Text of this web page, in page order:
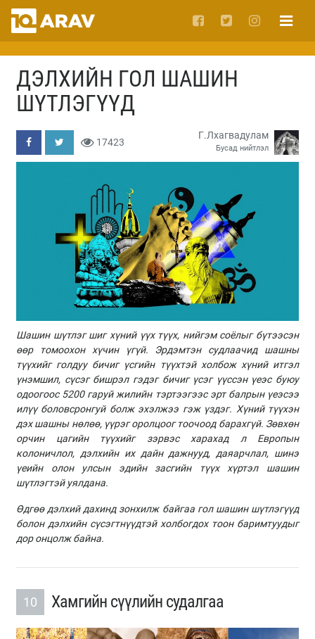
ДЭЛХИЙН ГОЛ ШАШИН
ШҮТЛЭГҮҮД
17423
Г.Лхагвадулам
Бусад нийтлэл
Шашин шүтлэг шиг хүний үүх түүх, нийгэм соёлыг бүтээсэн
өөр томоохон хүчин үгүй. Эрдэмтэн судлаачид шашны
түүхийг голдуу бичиг үсгийн түүхтэй холбож хүний итгэл
үнэмшил, сүсэг бишрэл гэдэг бичиг үсэг үүссэн үеэс буюу
одоогоос 5200 гаруй жилийн тэртээгээс эрт балрын үеэсээ
илүү боловсронгуй болж эхэлжээ гэж үздэг. Хүний түүхэн
дэх шашны нөлөө, үүрэг оролцоог тоочоод барахгүй. Зөвхөн
орчин цагийн түүхийг зэрвэс харахад л Европын
колоничлол, дэлхийн их дайн дажнууд, даяарчлал, шинэ
үеийн олон улсын эдийн засгийн түүх хүртэл шашин
шүтлэгтэй уялдана.
Өдгөө дэлхий дахинд зонхилж байгаа гол шашин шүтлэгүүд
болон дэлхийн сүсэгтнүүдтэй холбогдох тоон баримтуудыг
дор онцолж байна.
10 Хамгийн сүүлийн судалгаа